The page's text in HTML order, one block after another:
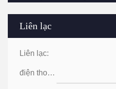
Liên lạc
Liên lạc:
điện thoại: